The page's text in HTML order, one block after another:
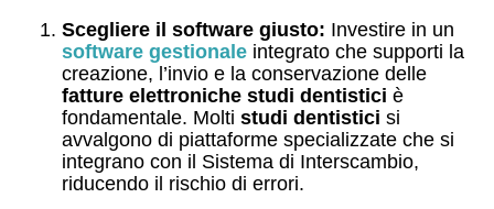
Scegliere il software giusto: Investire in un
software gestionale integrato che supporti la
creazione, l’invio e la conservazione delle
fatture elettroniche studi dentistici è
fondamentale. Molti studi dentistici si
avvalgono di piattaforme specializzate che si
integrano con il Sistema di Interscambio,
riducendo il rischio di errori.